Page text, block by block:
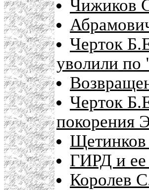
Чижиков
Черток
уволили по
Черток
покорения
Щетинков
ГИРД и ее
Королев